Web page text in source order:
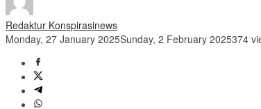
Redaktur Konspirasinews
Monday, 27 January 2025Sunday, 2 February 2025374